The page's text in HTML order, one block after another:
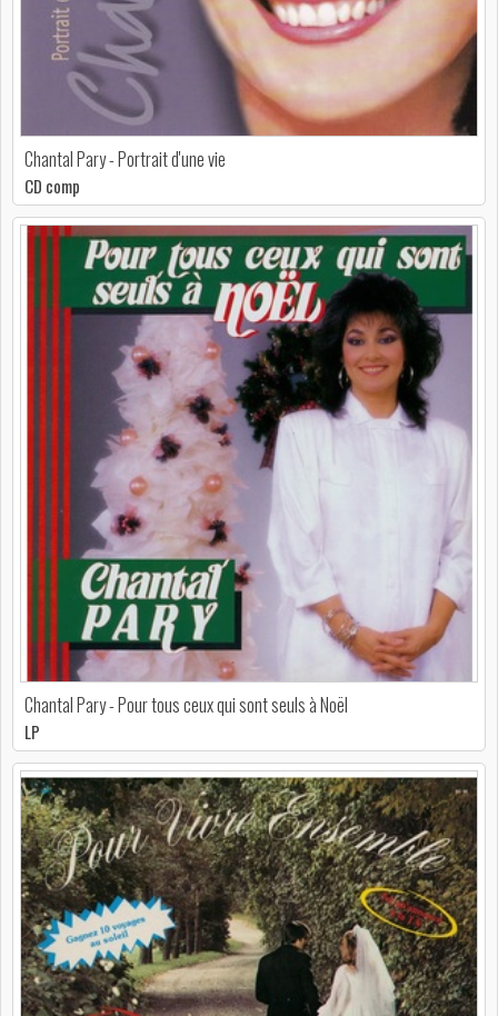
Chantal Pary - Portrait d'une vie
CD comp
Chantal Pary - Pour tous ceux qui sont seuls à Noël
LP